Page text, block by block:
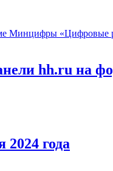
hh.ru на
года